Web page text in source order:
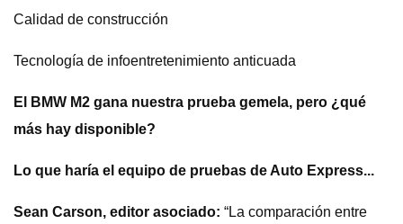
Calidad de construcción
Tecnología de infoentretenimiento anticuada
El BMW M2 gana nuestra prueba gemela, pero ¿qué
más hay disponible?
Lo que haría el equipo de pruebas de Auto Express...
Sean Carson, editor asociado: “La comparación entre